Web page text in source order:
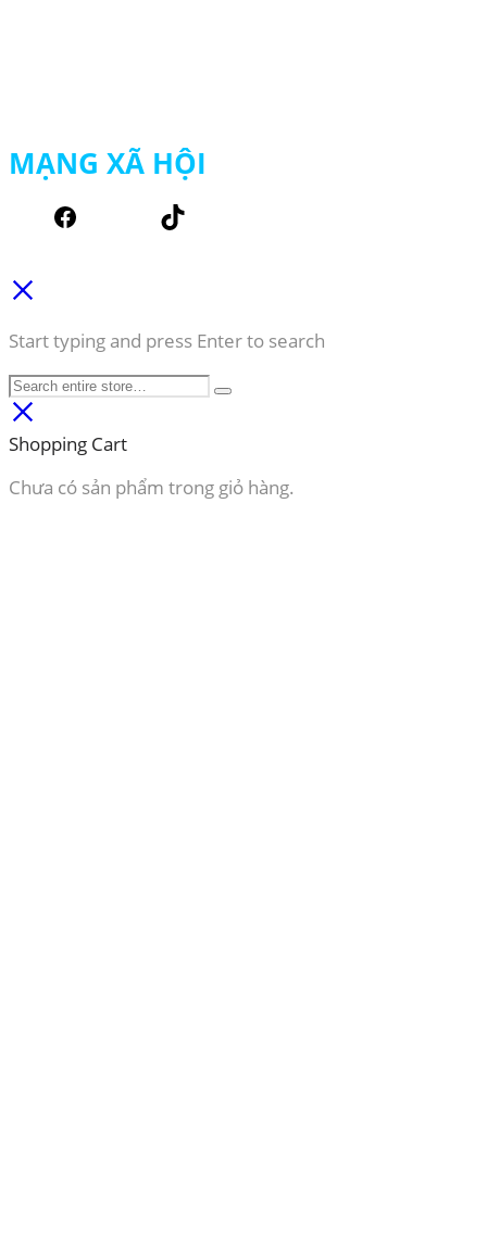
MẠNG XÃ HỘI
Start typing and press Enter to search
Shopping Cart
Chưa có sản phẩm trong giỏ hàng.